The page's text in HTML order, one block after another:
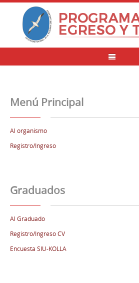
Menú Principal
Al organismo
Registro/Ingreso
Graduados
Al Graduado
Registro/Ingreso CV
Encuesta SIU-KOLLA